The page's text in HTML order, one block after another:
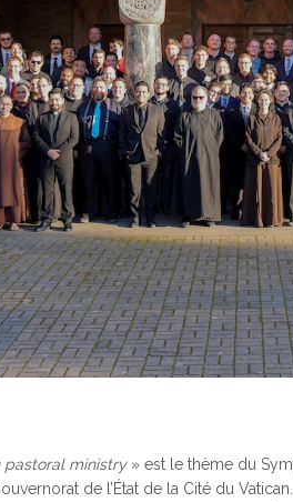
pastoral ministry » est le thème du
de l’État de la Cité du